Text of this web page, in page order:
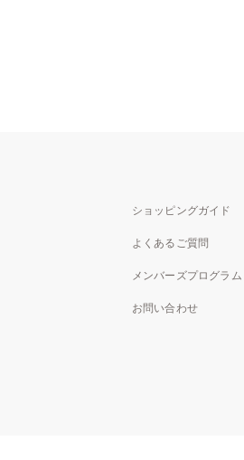
ショッピングガイド
よくあるご質問
メンバーズプログラム
お問い合わせ